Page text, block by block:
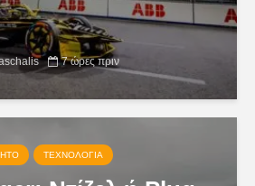
7 ώρες πριν
ΤΕΧΝΟΛΟΓΊΑ